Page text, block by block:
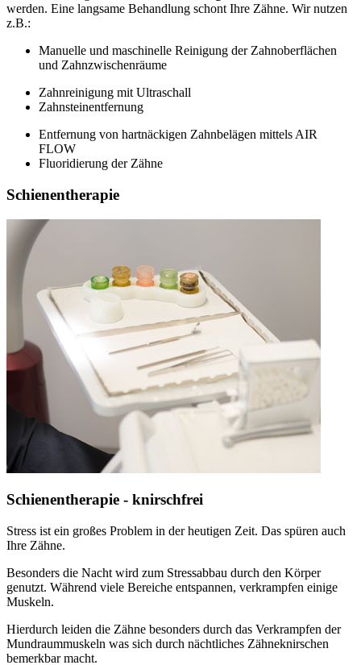
werden. Eine langsame Behandlung schont Ihre Zähne. Wir nutzen
z.B.:
Manuelle und maschinelle Reinigung der Zahnoberflächen
und Zahnzwischenräume
Zahnreinigung mit Ultraschall
Zahnsteinentfernung
Entfernung von hartnäckigen Zahnbelägen mittels AIR
FLOW
Fluoridierung der Zähne
Schienentherapie
Schienentherapie - knirschfrei
Stress ist ein großes Problem in der heutigen Zeit. Das spüren auch
Ihre Zähne.
Besonders die Nacht wird zum Stressabbau durch den Körper
genutzt. Während viele Bereiche entspannen, verkrampfen einige
Muskeln.
Hierdurch leiden die Zähne besonders durch das Verkrampfen der
Mundraummuskeln was sich durch nächtliches Zähneknirschen
bemerkbar macht.